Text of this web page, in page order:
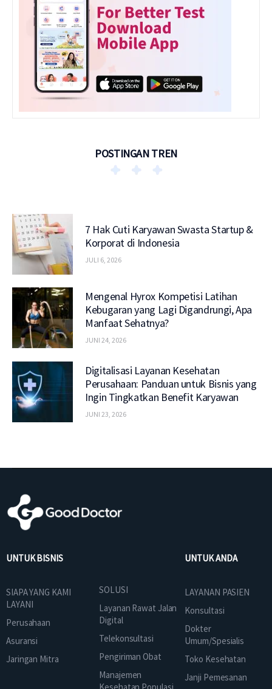
POSTINGAN TREN
7 Hak Cuti Karyawan Swasta Startup &
Korporat di Indonesia
JULI 6, 2026
Mengenal Hyrox Kompetisi Latihan
Kebugaran yang Lagi Digandrungi, Apa
Manfaat Sehatnya?
JUNI 24, 2026
Digitalisasi Layanan Kesehatan
Perusahaan: Panduan untuk Bisnis yang
Ingin Tingkatkan Benefit Karyawan
JUNI 23, 2026
UNTUK BISNIS
SIAPA YANG KAMI
LAYANI
Perusahaan
Asuransi
Jaringan Mitra
SOLUSI
Layanan Rawat Jalan
Digital
Telekonsultasi
Pengiriman Obat
Manajemen
UNTUK ANDA
LAYANAN PASIEN
Konsultasi
Dokter
Umum/Spesialis
Toko Kesehatan
Janji Pemesanan